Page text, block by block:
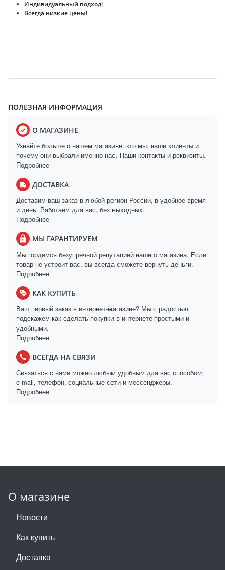
Индивидуальный подход!
Всегда низкие цены!
ПОЛЕЗНАЯ ИНФОРМАЦИЯ
О МАГАЗИНЕ
Узнайте больше о нашем магазине: кто мы, наши клиенты и
почему они выбрали именно нас. Наши контакты и реквизиты.
Подробнее
ДОСТАВКА
Доставим ваш заказ в любой регион России, в удобное время
и день. Работаем для вас, без выходных.
Подробнее
МЫ ГАРАНТИРУЕМ
Мы гордимся безупречной репутацией нашего магазина. Если
товар не устроит вас, вы всегда сможете вернуть деньги.
Подробнее
КАК КУПИТЬ
Ваш первый заказ в интернет-магазине? Мы с радостью
подскажем как сделать покупки в интернете простыми и
удобными.
Подробнее
ВСЕГДА НА СВЯЗИ
Связаться с нами можно любым удобным для вас способом:
e-mail, телефон, социальные сети и мессенджеры.
Подробнее
О магазине
Новости
Как купить
Доставка